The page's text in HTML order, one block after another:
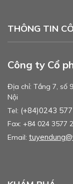
THÔNG TIN
Công ty Cổ
Địa chỉ: Tầng 7, số
Nội
Tel: (+84)0243
Fax: +84 024 3577
Email: